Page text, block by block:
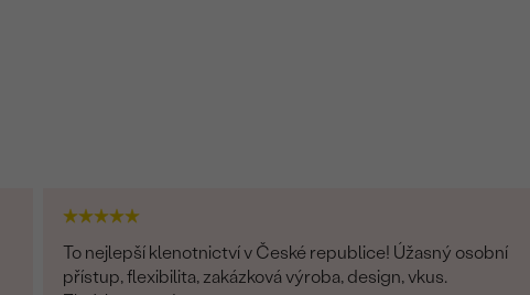
To nejlepší klenotnictví v České republice! Úžasný osobní
přístup, flexibilita, zakázková výroba, design, vkus.